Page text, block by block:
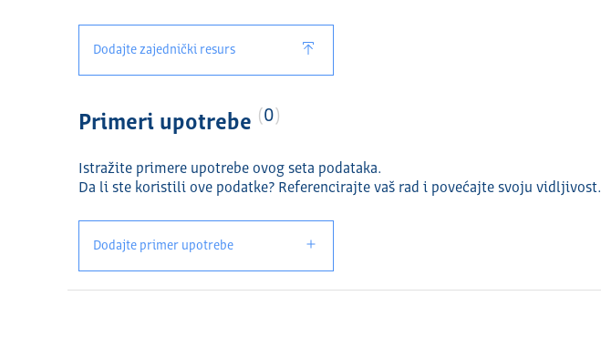
Dodajte zajednički resurs
Primeri upotrebe 0
Istražite primere upotrebe ovog seta podataka.
Da li ste koristili ove podatke? Referencirajte vaš rad i povećajte svoju vidlјivost.
Dodajte primer upotrebe